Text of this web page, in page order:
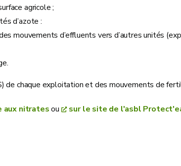
agricole ;
d’azote :
mouvements d’effluents vers d’autres unités
de chaque exploitation et des mouvements de
aux nitratesou sur le site de l'asbl